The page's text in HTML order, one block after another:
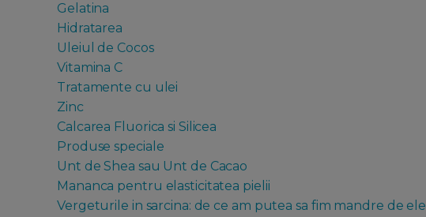
Gelatina
Hidratarea
Uleiul de Cocos
Vitamina C
Tratamente cu ulei
Zinc
Calcarea Fluorica si Silicea
Produse speciale
Unt de Shea sau Unt de Cacao
Mananca pentru elasticitatea pielii
Vergeturile in sarcina: de ce am putea sa fim mandre de ele